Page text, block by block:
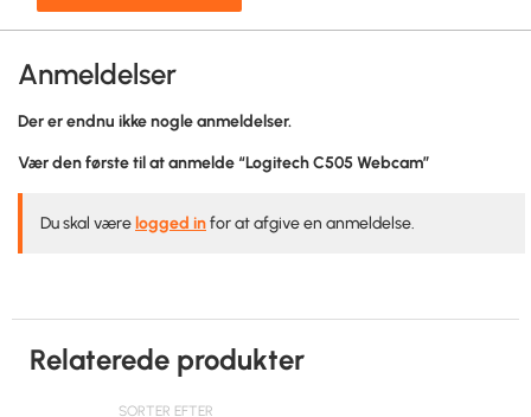
Anmeldelser
Der er endnu ikke nogle anmeldelser.
Vær den første til at anmelde “Logitech C505 Webcam”
Du skal være logged infor at afgive en anmeldelse.
Relaterede produkter
SORTER EFTER